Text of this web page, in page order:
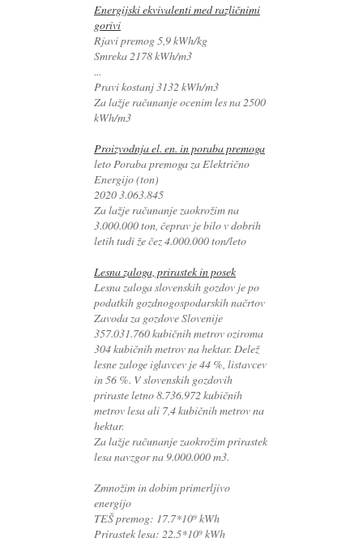
Energijski ekvivalenti med različnimi
gorivi
Rjavi premog 5,9 kWh/kg
Smreka 2178 kWh/m3
...
Pravi kostanj 3132 kWh/m3
Za lažje računanje ocenim les na 2500
kWh/m3
Proizvodnja el. en. in poraba premoga
leto Poraba premoga za Električno
Energijo (ton)
2020 3.063.845
Za lažje računanje zaokrožim na
3.000.000 ton, čeprav je bilo v dobrih
letih tudi že čez 4.000.000 ton/leto
Lesna zaloga, prirastek in posek
Lesna zaloga slovenskih gozdov je po
podatkih gozdnogospodarskih načrtov
Zavoda za gozdove Slovenije
357.031.760 kubičnih metrov oziroma
304 kubičnih metrov na hektar. Delež
lesne zaloge iglavcev je 44 %, listavcev
in 56 %. V slovenskih gozdovih
priraste letno 8.736.972 kubičnih
metrov lesa ali 7,4 kubičnih metrov na
hektar.
Za lažje računanje zaokrožim prirastek
lesa navzgor na 9.000.000 m3.
Zmnožim in dobim primerljivo
energijo
TEŠ premog: 17.7*10⁹ kWh
Prirastek lesa: 22.5*10⁹ kWh